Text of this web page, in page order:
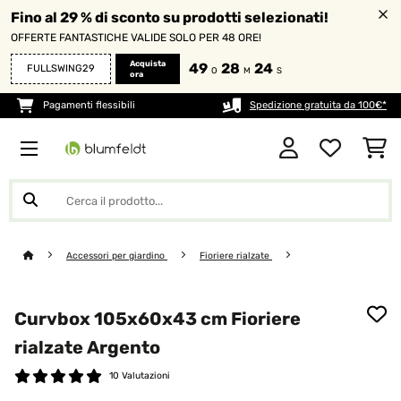
Fino al 29 % di sconto su prodotti selezionati!
OFFERTE FANTASTICHE VALIDE SOLO PER 48 ORE!
FULLSWING29
Acquista
ora
49 O 28 M 23 S
Pagamenti flessibili Spedizione gratuita da 100€*
Accessori per giardino Fioriere rialzate
Curvbox 105x60x43 cm Fioriere
rialzate Argento
10 Valutazioni